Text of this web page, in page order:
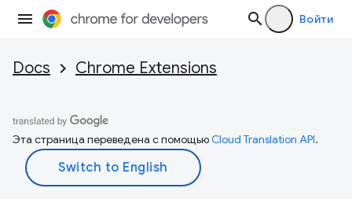
Войти
Docs Chrome Extensions
Эта страница переведена с помощьюCloud Translation API.